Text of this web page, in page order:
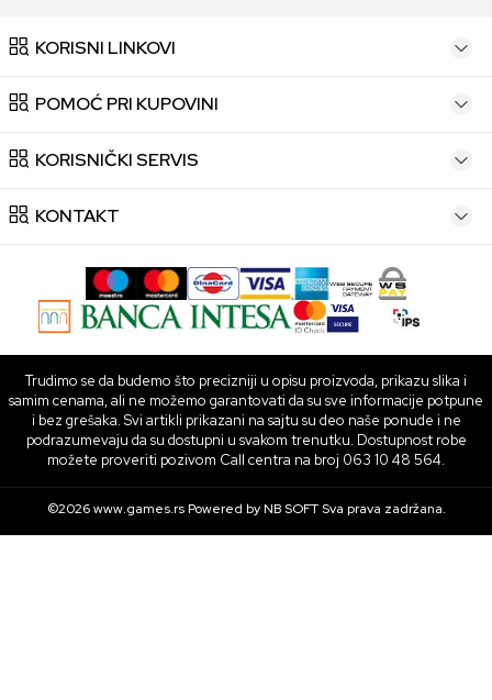
KORISNI LINKOVI
POMOĆ PRI KUPOVINI
KORISNIČKI SERVIS
KONTAKT
Trudimo se da budemo što precizniji u opisu proizvoda, prikazu slika i
samim cenama, ali ne možemo garantovati da su sve informacije potpune
i bez grešaka. Svi artikli prikazani na sajtu su deo naše ponude i ne
podrazumevaju da su dostupni u svakom trenutku. Dostupnost robe
možete proveriti pozivom Call centra na broj 063 10 48 564.
©2026www.games.rs Powered byNB SOFTSva prava zadržana.